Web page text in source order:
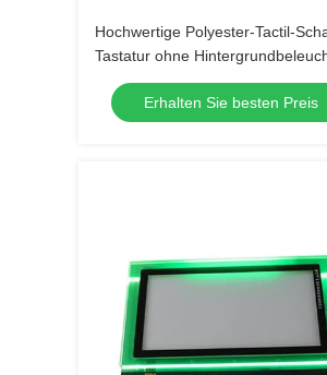
Hochwertige Polyester-Tactil-
Tastatur ohne
und LED-Hintergrundbeleuchtung
Erhalten Sie besten Preis